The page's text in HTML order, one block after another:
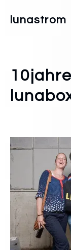
lunastrom